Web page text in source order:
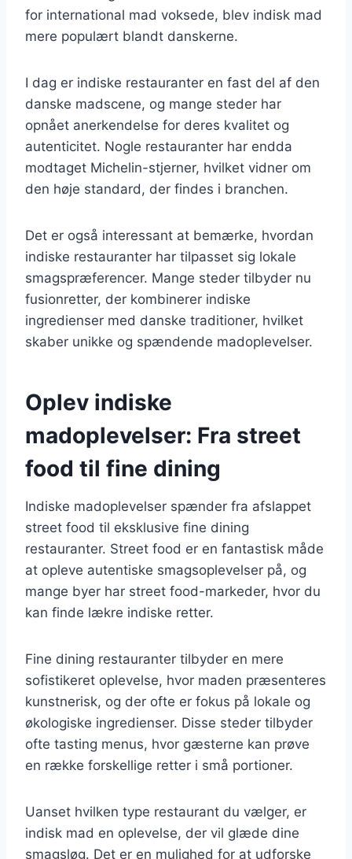
for international mad voksede, blev indisk mad
mere populært blandt danskerne.
I dag er indiske restauranter en fast del af den
danske madscene, og mange steder har
opnået anerkendelse for deres kvalitet og
autenticitet. Nogle restauranter har endda
modtaget Michelin-stjerner, hvilket vidner om
den høje standard, der findes i branchen.
Det er også interessant at bemærke, hvordan
indiske restauranter har tilpasset sig lokale
smagspræferencer. Mange steder tilbyder nu
fusionretter, der kombinerer indiske
ingredienser med danske traditioner, hvilket
skaber unikke og spændende madoplevelser.
Oplev indiske
madoplevelser: Fra street
food til fine dining
Indiske madoplevelser spænder fra afslappet
street food til eksklusive fine dining
restauranter. Street food er en fantastisk måde
at opleve autentiske smagsoplevelser på, og
mange byer har street food-markeder, hvor du
kan finde lækre indiske retter.
Fine dining restauranter tilbyder en mere
sofistikeret oplevelse, hvor maden præsenteres
kunstnerisk, og der ofte er fokus på lokale og
økologiske ingredienser. Disse steder tilbyder
ofte tasting menus, hvor gæsterne kan prøve
en række forskellige retter i små portioner.
Uanset hvilken type restaurant du vælger, er
indisk mad en oplevelse, der vil glæde dine
smagsløg. Det er en mulighed for at udforske